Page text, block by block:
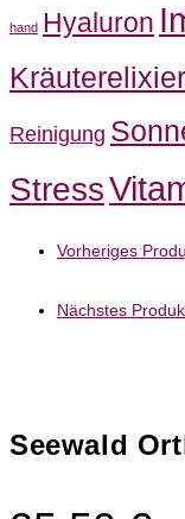
hand Hyaluron
Reinigung
Stress
Vorheriges
Nächstes
Seewald